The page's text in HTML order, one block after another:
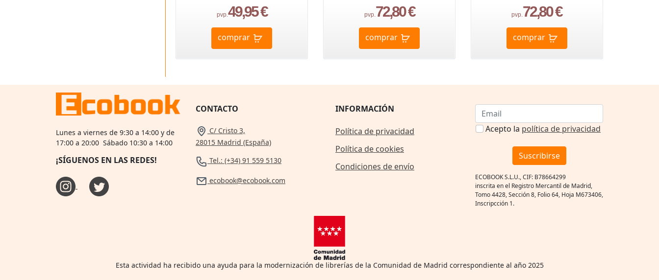
pvp.49,95 €
comprar
pvp.72,80 €
comprar
pvp.72,80 €
comprar
Lunes a viernes de 9:30 a 14:00 y de
17:00 a 20:00 Sábado 10:30 a 14:00
¡SÍGUENOS EN LAS REDES!
CONTACTO
C/ Cristo 3,
28015 Madrid (España)
Tel.: (+34) 91 559 5130
ecobook@ecobook.com
INFORMACIÓN
Política de privacidad
Política de cookies
Condiciones de envío
Acepto la política de privacidad
Suscribirse
ECOBOOK S.L.U., CIF: B78664299
inscrita en el Registro Mercantil de Madrid,
Tomo 4428, Sección 8, Folio 64, Hoja M673406,
Inscripcción 1.
Esta actividad ha recibido una ayuda para la modernización de librerías de la Comunidad de Madrid correspondiente al año 2025